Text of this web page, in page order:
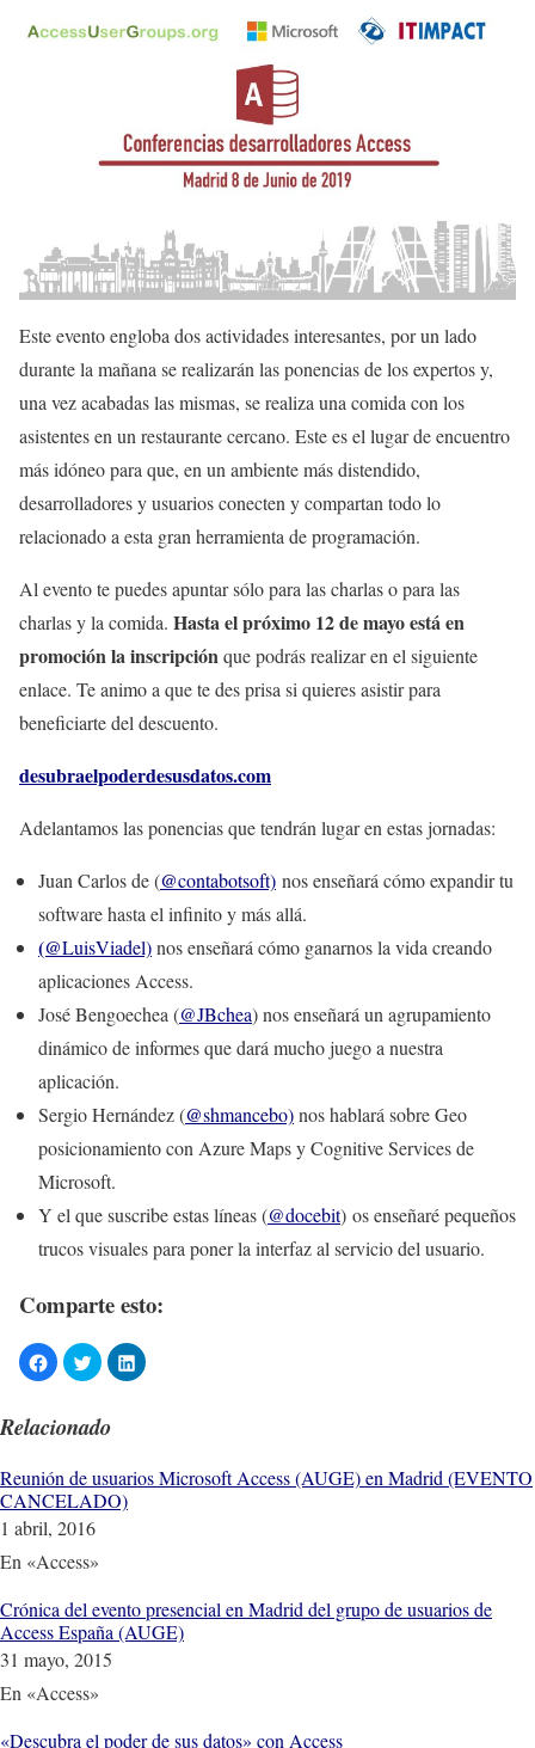
Este evento engloba dos actividades interesantes, por un lado
durante la mañana se realizarán las ponencias de los expertos y,
una vez acabadas las mismas, se realiza una comida con los
asistentes en un restaurante cercano. Este es el lugar de encuentro
más idóneo para que, en un ambiente más distendido,
desarrolladores y usuarios conecten y compartan todo lo
relacionado a esta gran herramienta de programación.
Al evento te puedes apuntar sólo para las charlas o para las
charlas y la comida. Hasta el próximo 12 de mayo está en
promoción la inscripciónque podrás realizar en el siguiente
enlace. Te animo a que te des prisa si quieres asistir para
beneficiarte del descuento.
desubraelpoderdesusdatos.com
Adelantamos las ponencias que tendrán lugar en estas jornadas:
Juan Carlos de (@contabotsoft) nos enseñará cómo expandir tu
software hasta el infinito y más allá.
(@LuisViadel)nos enseñará cómo ganarnos la vida creando
aplicaciones Access.
José Bengoechea (@JBchea) nos enseñará un agrupamiento
dinámico de informes que dará mucho juego a nuestra
aplicación.
Sergio Hernández (@shmancebo)nos hablará sobre Geo
posicionamiento con Azure Maps y Cognitive Services de
Microsoft.
Y el que suscribe estas líneas (@docebit) os enseñaré pequeños
trucos visuales para poner la interfaz al servicio del usuario.
Comparte esto:
Relacionado
Reunión de usuarios Microsoft Access (AUGE) en Madrid (EVENTO
CANCELADO)
1 abril, 2016
En «Access»
Crónica del evento presencial en Madrid del grupo de usuarios de
Access España (AUGE)
31 mayo, 2015
En «Access»
«Descubra el poder de sus datos» con Access